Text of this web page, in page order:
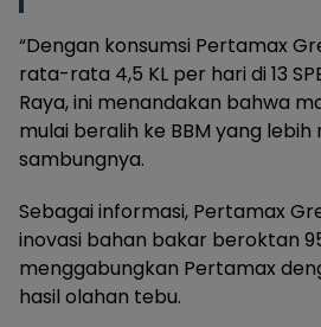
“Dengan konsumsi Pertamax
rata-rata 4,5 KL per hari di 13
Raya, ini menandakan bahwa
mulai beralih ke BBM yang lebih
sambungnya.
Sebagai informasi, Pertamax
inovasi bahan bakar beroktan
menggabungkan Pertamax
hasil olahan tebu.